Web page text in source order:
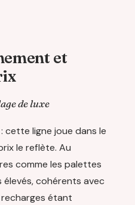
et
de luxe
cette ligne joue dans le
le reflète. Au
comme les palettes
cohérents avec
recharges étant